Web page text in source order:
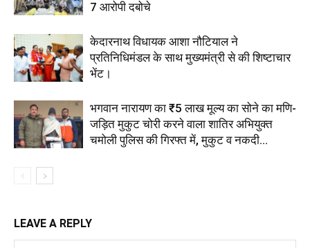
7 आरोपी दबोचे
केदारनाथ विधायक आशा नौटियाल ने
प्रतिनिधिमंडल के साथ मुख्यमंत्री से की शिष्टाचार
भेंट।
भगवान नारायण का ₹5 लाख मूल्य का सोने का मणि-
जड़ित मुकुट चोरी करने वाला शातिर अभियुक्त
चमोली पुलिस की गिरफ्त में, मुकुट व नकदी...
LEAVE A REPLY